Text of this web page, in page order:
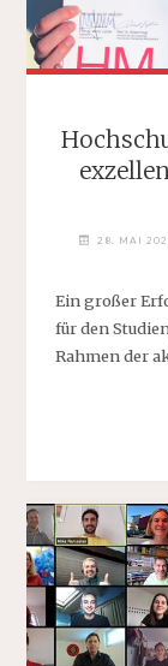
28. MAI
Ein großer
für den
Rahmen der